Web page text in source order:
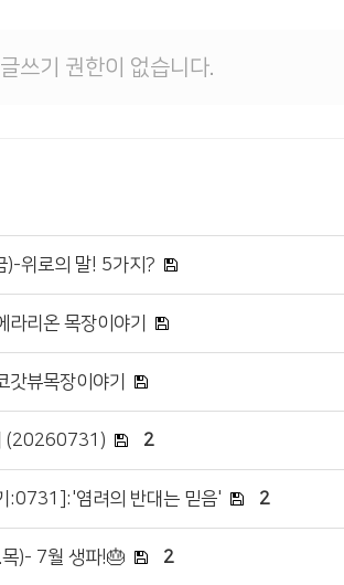
쓰기 권한이 없습니다.
)-위로의 말! 5가지?
리온 목장이야기
뷰목장이야기
(20260731) 2
:0731]:'염려의 반대는 믿음' 2
)- 7월 생파!🎂 2